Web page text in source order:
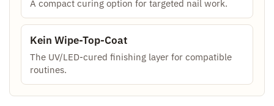
A compact curing option for targeted nail work.
Kein Wipe-Top-Coat
The UV/LED-cured finishing layer for compatible
routines.